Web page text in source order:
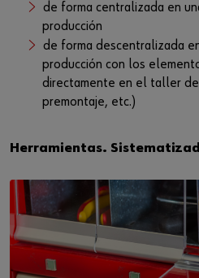
de forma centralizada en
producción
de forma descentralizada
producción con los
directamente en el taller
premontaje, etc.)
Herramientas.